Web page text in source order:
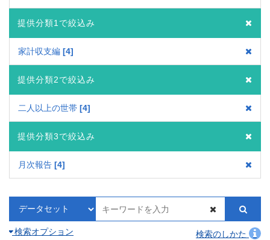
提供分類1で絞込み
家計収支編 4
提供分類2で絞込み
二人以上の世帯 4
提供分類3で絞込み
月次報告 4
検索オプション
検索のしかた